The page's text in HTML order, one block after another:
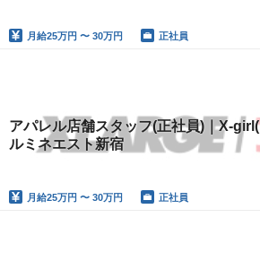
月給25万円 〜 30万円 正社員
アパレル店舗スタッフ(正社員)｜X-
ルミネエスト新宿
月給25万円 〜 30万円 正社員